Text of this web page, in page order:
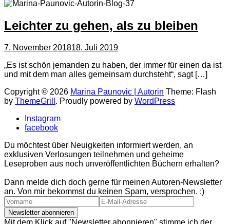
Leichter zu gehen, als zu bleiben
7. November 201818. Juli 2019
„Es ist schön jemanden zu haben, der immer für einen da ist
und mit dem man alles gemeinsam durchsteht“, sagt […]
Copyright © 2026 Marina Paunovic | Autorin Theme: Flash
by ThemeGrill . Proudly powered by WordPress
Instagram
facebook
Du möchtest über Neuigkeiten informiert werden, an
exklusiven Verlosungen teilnehmen und geheime
Leseproben aus noch unveröffentlichten Büchern erhalten?
Dann melde dich doch gerne für meinen Autoren-Newsletter
an. Von mir bekommst du keinen Spam, versprochen. :)
Mit dem Klick auf "Newsletter abonnieren" stimme ich der